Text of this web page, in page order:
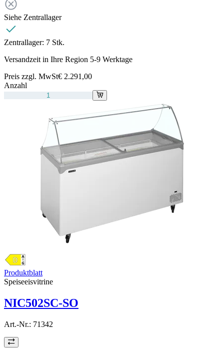
Siehe Zentrallager
Zentrallager: 7 Stk.
Versandzeit in Ihre Region 5-9 Werktage
Preis zzgl. MwSt€ 2.291,00
Anzahl
Produktblatt
Speiseeisvitrine
NIC502SC-SO
Art.-Nr.: 71342